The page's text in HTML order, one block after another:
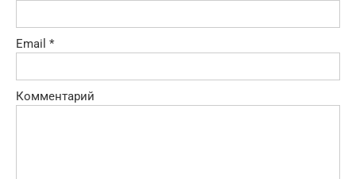
Email *
Комментарий